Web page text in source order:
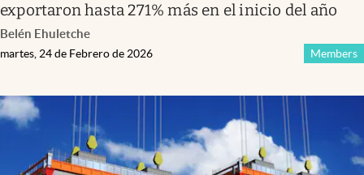
exportaron hasta 271% más en el inicio del año
Belén Ehuletche
Members
martes, 24 de Febrero de 2026